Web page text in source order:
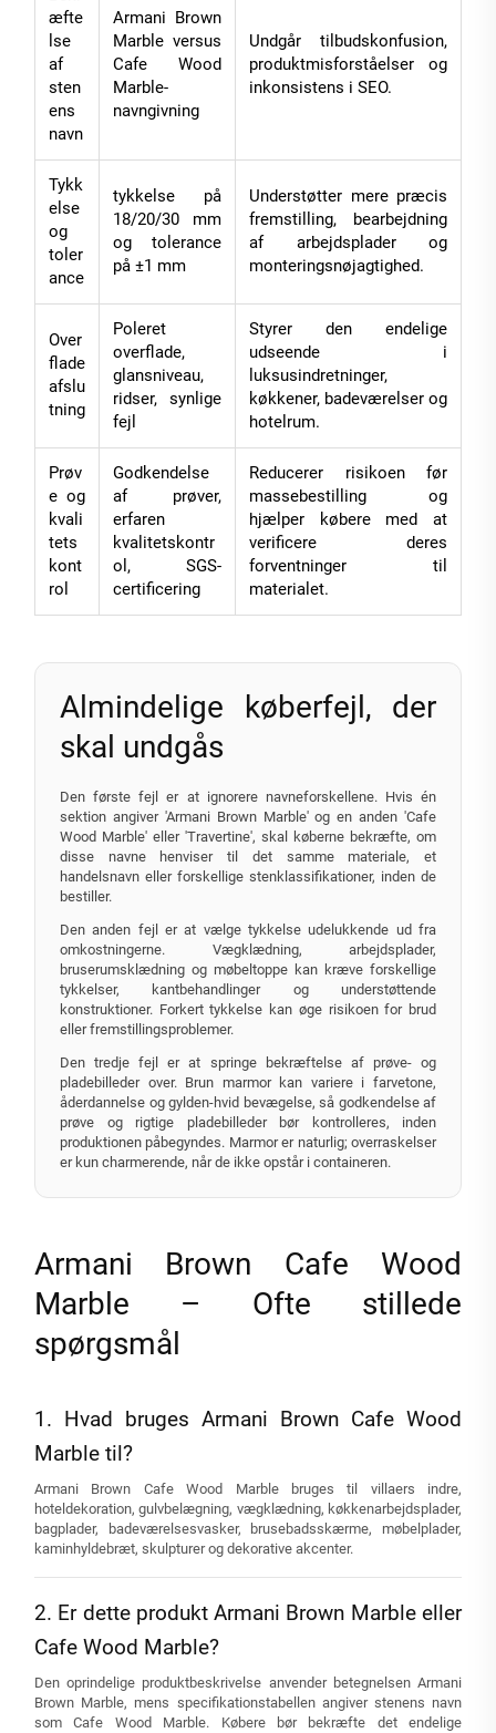
æfte
lse
af
sten
ens
navn
Armani Brown
Marble versus
Cafe Wood
Marble-
navngivning
Undgår tilbudskonfusion,
produktmisforståelser og
inkonsistens i SEO.
Tykk
else
og
toler
ance
tykkelse på
18/20/30 mm
og tolerance
på ±1 mm
Understøtter mere præcis
fremstilling, bearbejdning
af arbejdsplader og
monteringsnøjagtighed.
Over
flade
afslu
tning
Poleret
overflade,
glansniveau,
ridser, synlige
fejl
Styrer den endelige
udseende i
luksusindretninger,
køkkener, badeværelser og
hotelrum.
Prøv
e og
kvali
tets
kont
rol
Godkendelse
af prøver,
erfaren
kvalitetskontr
ol, SGS-
certificering
Reducerer risikoen før
massebestilling og
hjælper købere med at
verificere deres
forventninger til
materialet.
Almindelige køberfejl, der
skal undgås
Den første fejl er at ignorere navneforskellene. Hvis én
sektion angiver 'Armani Brown Marble' og en anden 'Cafe
Wood Marble' eller 'Travertine', skal køberne bekræfte, om
disse navne henviser til det samme materiale, et
handelsnavn eller forskellige stenklassifikationer, inden de
bestiller.
Den anden fejl er at vælge tykkelse udelukkende ud fra
omkostningerne. Vægklædning, arbejdsplader,
bruserumsklædning og møbeltoppe kan kræve forskellige
tykkelser, kantbehandlinger og understøttende
konstruktioner. Forkert tykkelse kan øge risikoen for brud
eller fremstillingsproblemer.
Den tredje fejl er at springe bekræftelse af prøve- og
pladebilleder over. Brun marmor kan variere i farvetone,
åderdannelse og gylden-hvid bevægelse, så godkendelse af
prøve og rigtige pladebilleder bør kontrolleres, inden
produktionen påbegyndes. Marmor er naturlig; overraskelser
er kun charmerende, når de ikke opstår i containeren.
Armani Brown Cafe Wood
Marble – Ofte stillede
spørgsmål
1. Hvad bruges Armani Brown Cafe Wood
Marble til?
Armani Brown Cafe Wood Marble bruges til villaers indre,
hoteldekoration, gulvbelægning, vægklædning, køkkenarbejdsplader,
bagplader, badeværelsesvasker, brusebadsskærme, møbelplader,
kaminhyldebræt, skulpturer og dekorative akcenter.
2. Er dette produkt Armani Brown Marble eller
Cafe Wood Marble?
Den oprindelige produktbeskrivelse anvender betegnelsen Armani
Brown Marble, mens specifikationstabellen angiver stenens navn
som Cafe Wood Marble. Købere bør bekræfte det endelige